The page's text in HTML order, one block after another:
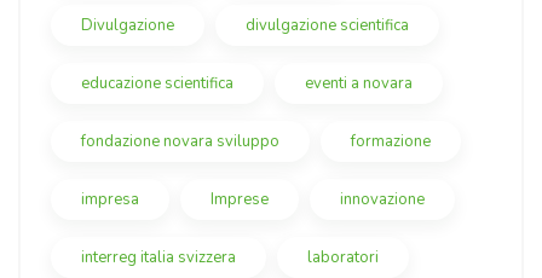
Divulgazione divulgazione scientifica
educazione scientifica eventi a novara
fondazione novara sviluppo formazione
impresa Imprese innovazione
interreg italia svizzera laboratori